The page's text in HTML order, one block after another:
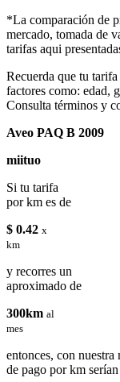
*La comparación de
mercado, tomada de
tarifas aqui
Recuerda que tu
factores como: edad,
Consulta términos y
Aveo PAQ B 2009
miituo
Si tu tarifa
por km es de
$ 0.42 x
km
y recorres un
aproximado de
300km al
mes
entonces, con nuestra
de pago por km serían